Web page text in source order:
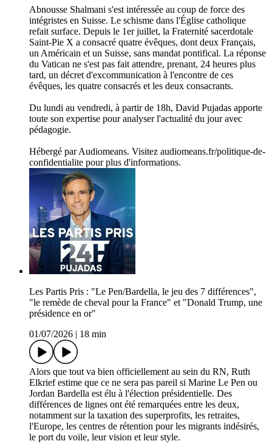
Abnousse Shalmani s'est intéressée au coup de force des
intégristes en Suisse. Le schisme dans l'Église catholique
refait surface. Depuis le 1er juillet, la Fraternité sacerdotale
Saint-Pie X a consacré quatre évêques, dont deux Français,
un Américain et un Suisse, sans mandat pontifical. La réponse
du Vatican ne s'est pas fait attendre, prenant, 24 heures plus
tard, un décret d'excommunication à l'encontre de ces
évêques, les quatre consacrés et les deux consacrants.
Du lundi au vendredi, à partir de 18h, David Pujadas apporte
toute son expertise pour analyser l'actualité du jour avec
pédagogie.
Hébergé par Audiomeans. Visitez audiomeans.fr/politique-de-
confidentialite pour plus d'informations.
Les Partis Pris : "Le Pen/Bardella, le jeu des 7 différences",
"le remède de cheval pour la France" et "Donald Trump, une
présidence en or"
01/07/2026
18 min
Alors que tout va bien officiellement au sein du RN, Ruth
Elkrief estime que ce ne sera pas pareil si Marine Le Pen ou
Jordan Bardella est élu à l'élection présidentielle. Des
différences de lignes ont été remarquées entre les deux,
notamment sur la taxation des superprofits, les retraites,
l'Europe, les centres de rétention pour les migrants indésirés,
le port du voile, leur vision et leur style.